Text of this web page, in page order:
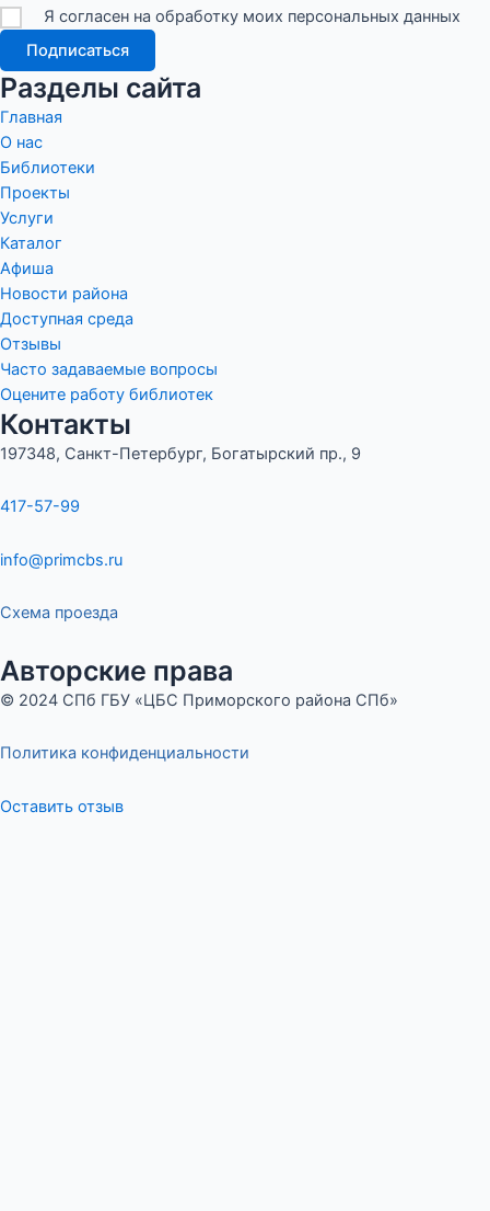
Я согласен на обработку моих персональных данных
Подписаться
Разделы сайта
Главная
О нас
Библиотеки
Проекты
Услуги
Каталог
Афиша
Новости района
Доступная среда
Отзывы
Часто задаваемые вопросы
Оцените работу библиотек
Контакты
197348, Санкт-Петербург, Богатырский пр., 9
417-57-99
info@primcbs.ru
Схема проезда
Авторские права
© 2024 СПб ГБУ «ЦБС Приморского района СПб»
Политика конфиденциальности
Оставить отзыв